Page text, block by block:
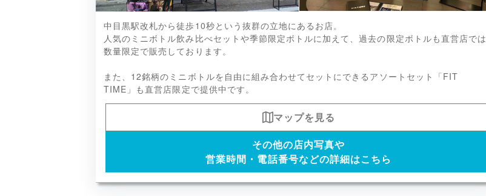
限定含む、HINEMOSの商品各種
中目黒駅改札から徒歩10秒という抜群の立地にあるお店。
人気のミニボトル飲み比べセットや季節限定ボトルに加えて、過去の限定ボトルも直営店では
数量限定で販売しております。
また、12銘柄のミニボトルを自由に組み合わせてセットにできるアソートセット「FIT
TIME」も直営店限定で提供中です。
マップを見る
その他の店内写真や
営業時間・電話番号などの詳細はこちら